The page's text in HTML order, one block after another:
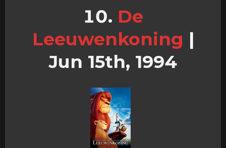
De
Leeuwenkoning |
Jun 15th, 1994